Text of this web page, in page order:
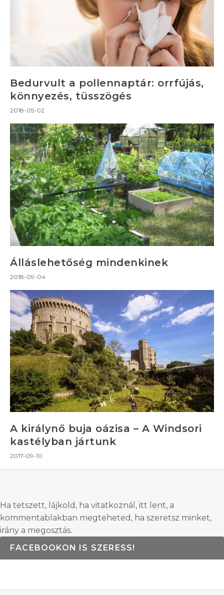
Bedurvult a pollennaptár: orrfújás,
könnyezés, tüsszögés
2018-05-02
Álláslehetőség mindenkinek
2018-09-04
A királynő buja oázisa – A Windsori
kastélyban jártunk
2017-09-10
Ha tetszett, lájkold, ha vitatkoznál, itt lent, a
kommentablakban megteheted, ha szeretsz minket,
irány a megosztás.
FACEBOOKON IS SZERESS!